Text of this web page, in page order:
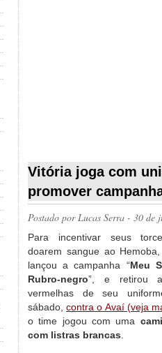
Vitória joga com
promover
Postado porLucas Serra - 30 de
Para incentivar seus
doarem sangue ao
lançou a campanha “Meu
Rubro-negro”, e retirou
vermelhas de seu
sábado,contra o Avaí (veja
o time jogou com uma
com listras brancas.